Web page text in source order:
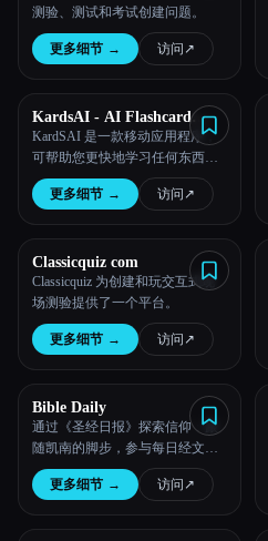
测验、测试和考试创建问题。
更多细节 → 访问 ↗︎
KardsAI - AI Flashcard
Maker
KardSAI 是一款移动应用程序，
可帮助您更快地学习任何东西。
它会根据任何 PDF、文本或提示
自动生成抽认卡。间隔重复学
更多细节 → 访问 ↗︎
Classicquiz com
Classicquiz 为创建和玩交互式现
场测验提供了一个平台。
更多细节 → 访问 ↗︎
Bible Daily
通过《圣经日报》探索信仰：跟
随凯南的脚步，参与每日经文对
话，加深你的理解和精神成长
——随时随地上主日学。
更多细节 → 访问 ↗︎